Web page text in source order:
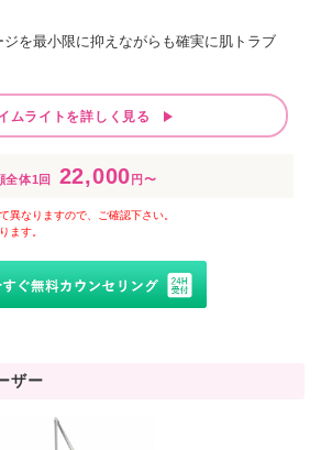
異なりますので、ご確認下さい。
ます。
ジを最小限に抑えながらも確実に肌トラブ
ムライトを詳しく見る
全体1回 22,000 円〜
ザー